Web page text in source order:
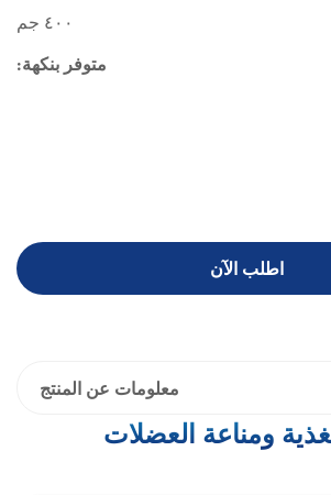
٤٠٠ جم
متوفر بنكهة:
اطلب الآن
معلومات عن المنتج
ومناعة العضلات